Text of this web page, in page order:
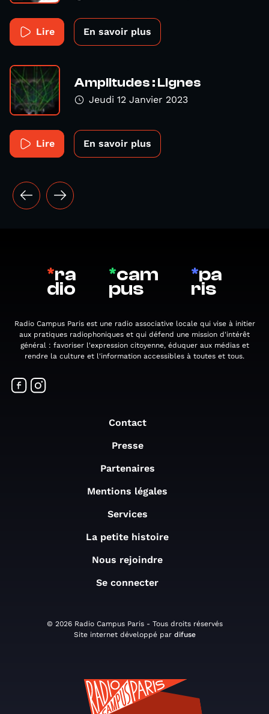
Lire En savoir plus
Amplitudes : Lignes
Jeudi 12 Janvier 2023
Lire En savoir plus
*ra
dio
*cam
pus
*pa
ris
Radio Campus Paris est une radio associative locale qui vise à initier
aux pratiques radiophoniques et qui défend une mission d'intérêt
général : favoriser l'expression citoyenne, éduquer aux médias et
rendre la culture et l'information accessibles à toutes et tous.
Contact
Presse
Partenaires
Mentions légales
Services
La petite histoire
Nous rejoindre
Se connecter
© 2026 Radio Campus Paris - Tous droits réservés
Site internet développé par difuse